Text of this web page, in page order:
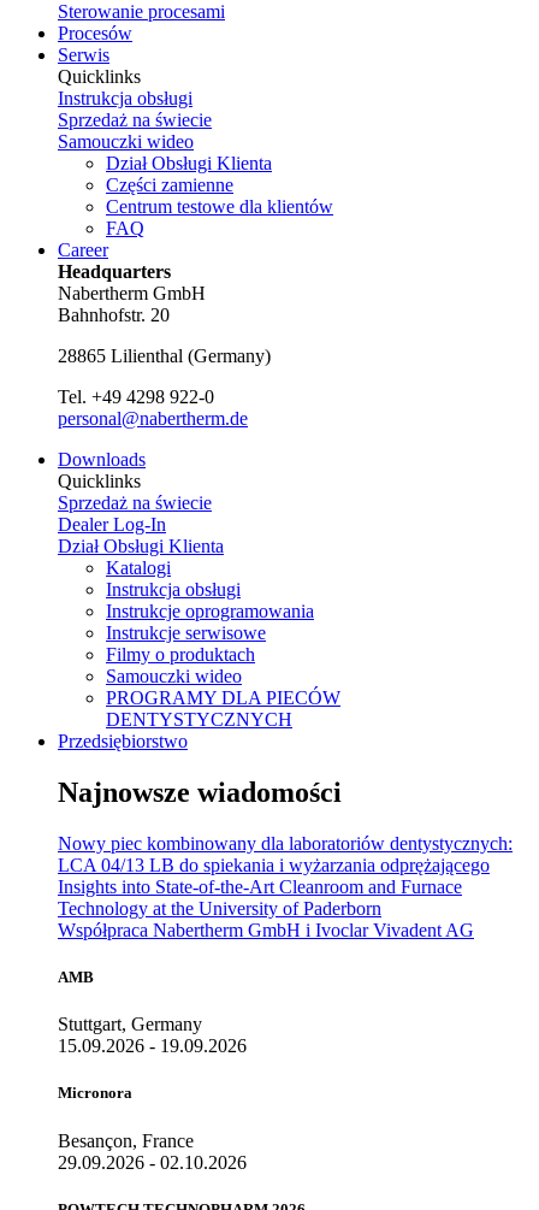
Sterowanie procesami
Procesów
Serwis
Quicklinks
Instrukcja obsługi
Sprzedaż na świecie
Samouczki wideo
Dział Obsługi Klienta
Części zamienne
Centrum testowe dla klientów
FAQ
Career
Headquarters
Nabertherm GmbH
Bahnhofstr. 20
28865 Lilienthal (Germany)
Tel. +49 4298 922-0
personal@nabertherm.de
Downloads
Quicklinks
Sprzedaż na świecie
Dealer Log-In
Dział Obsługi Klienta
Katalogi
Instrukcja obsługi
Instrukcje oprogramowania
Instrukcje serwisowe
Filmy o produktach
Samouczki wideo
PROGRAMY DLA PIECÓW
DENTYSTYCZNYCH
Przedsiębiorstwo
Najnowsze wiadomości
Nowy piec kombinowany dla laboratoriów dentystycznych:
LCA 04/13 LB do spiekania i wyżarzania odprężającego
Insights into State-of-the-Art Cleanroom and Furnace
Technology at the University of Paderborn
Współpraca Nabertherm GmbH i Ivoclar Vivadent AG
AMB
Stuttgart, Germany
15.09.2026 - 19.09.2026
Micronora
Besançon, France
29.09.2026 - 02.10.2026